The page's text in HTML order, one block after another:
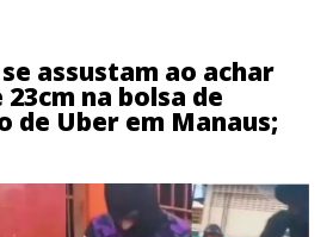
assustam ao achar
na bolsa de
de Uber em Manaus;